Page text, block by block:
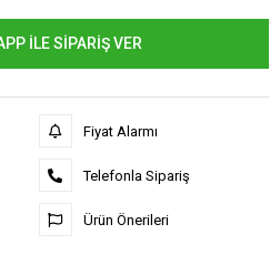
İLE SİPARİŞ VER
Fiyat Alarmı
Telefonla Sipariş
Ürün Önerileri